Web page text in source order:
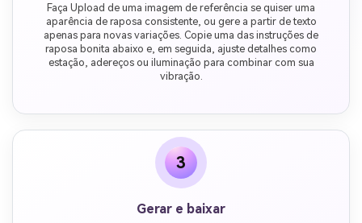
Faça Upload de uma imagem de referência se quiser uma
aparência de raposa consistente, ou gere a partir de texto
apenas para novas variações. Copie uma das instruções de
raposa bonita abaixo e, em seguida, ajuste detalhes como
estação, adereços ou iluminação para combinar com sua
vibração.
3
Gerar e baixar